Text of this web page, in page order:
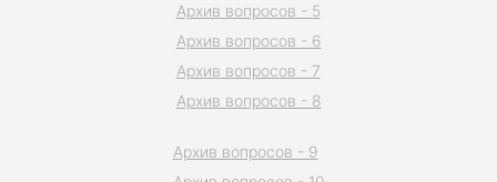
Архив вопросов - 5
Архив вопросов - 6
Архив вопросов - 7
Архив вопросов - 8
Архив вопросов - 9